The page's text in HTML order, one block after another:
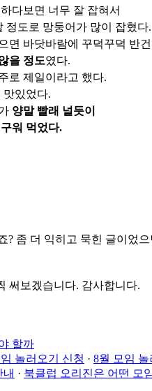
다보면 너무 잘 잡혀서
정도로 망둥어가 많이 잡혔다.
면 바닷바람에 꾸덕꾸덕 반
을 정도였다.
로 제일이라고 했다.
맛있었다.
양말 빨래 널듯이
워 먹었다.
? 좀 더 익히고 묵힌 글이었
써보겠습니다. 감사합니다.
할까
놀러오기 신청 · 8월 모임
· 북클럽 오리진은 어떤 모